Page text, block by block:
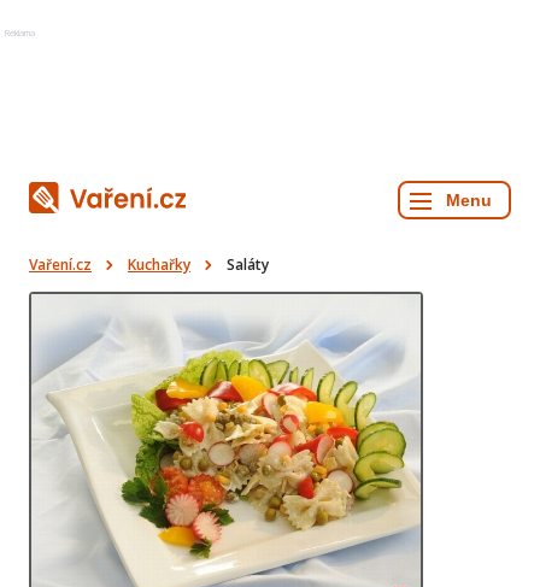
Reklama
Vaření.cz Kuchařky Saláty